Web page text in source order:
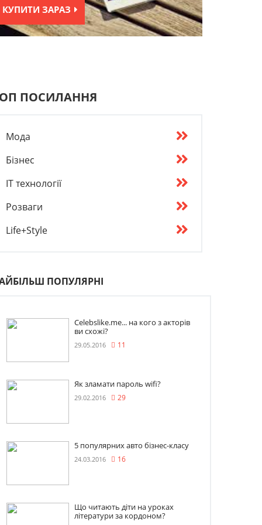
КУПИТИ ЗАРАЗ
ПОСИЛАННЯ
Мода
Бізнес
IT технології
Розваги
Life+Style
ПОПУЛЯРНІ
Celebslike.me... на кого з акторів
ви схожі?
29.05.2016 11
Як зламати пароль wifi?
29.02.2016 29
5 популярних авто бізнес-класу
24.03.2016 16
Що читають діти на уроках
літератури за кордоном?